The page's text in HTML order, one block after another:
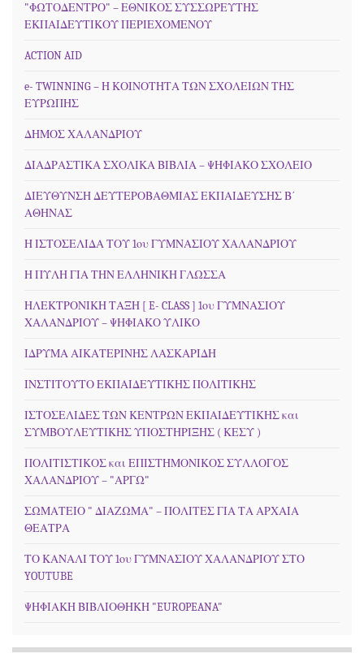
"ΦΩΤΟΔΕΝΤΡΟ" – ΕΘΝΙΚΟΣ ΣΥΣΣΩΡΕΥΤΗΣ
ΕΚΠΑΙΔΕΥΤΙΚΟΥ ΠΕΡΙΕΧΟΜΕΝΟΥ
ACTION AID
e- TWINNING – Η ΚΟΙΝΟΤΗΤΑ ΤΩΝ ΣΧΟΛΕΙΩΝ ΤΗΣ
ΕΥΡΩΠΗΣ
ΔΗΜΟΣ ΧΑΛΑΝΔΡΙΟΥ
ΔΙΑΔΡΑΣΤΙΚΑ ΣΧΟΛΙΚΑ ΒΙΒΛΙΑ – ΨΗΦΙΑΚΟ ΣΧΟΛΕΙΟ
ΔΙΕΥΘΥΝΣΗ ΔΕΥΤΕΡΟΒΑΘΜΙΑΣ ΕΚΠΑΙΔΕΥΣΗΣ Β΄
ΑΘΗΝΑΣ
Η ΙΣΤΟΣΕΛΙΔΑ ΤΟΥ 1ου ΓΥΜΝΑΣΙΟΥ ΧΑΛΑΝΔΡΙΟΥ
Η ΠΥΛΗ ΓΙΑ ΤΗΝ ΕΛΛΗΝΙΚΗ ΓΛΩΣΣΑ
ΗΛΕΚΤΡΟΝΙΚΗ ΤΑΞΗ [ E- CLASS ] 1ου ΓΥΜΝΑΣΙΟΥ
ΧΑΛΑΝΔΡΙΟΥ – ΨΗΦΙΑΚΟ ΥΛΙΚΟ
ΙΔΡΥΜΑ ΑΙΚΑΤΕΡΙΝΗΣ ΛΑΣΚΑΡΙΔΗ
ΙΝΣΤΙΤΟΥΤΟ ΕΚΠΑΙΔΕΥΤΙΚΗΣ ΠΟΛΙΤΙΚΗΣ
ΙΣΤΟΣΕΛΙΔΕΣ ΤΩΝ ΚΕΝΤΡΩΝ ΕΚΠΑΙΔΕΥΤΙΚΗΣ και
ΣΥΜΒΟΥΛΕΥΤΙΚΗΣ ΥΠΟΣΤΗΡΙΞΗΣ ( ΚΕΣΥ )
ΠΟΛΙΤΙΣΤΙΚΟΣ και ΕΠΙΣΤΗΜΟΝΙΚΟΣ ΣΥΛΛΟΓΟΣ
ΧΑΛΑΝΔΡΙΟΥ – "ΑΡΓΩ"
ΣΩΜΑΤΕΙΟ " ΔΙΑΖΩΜΑ" – ΠΟΛΙΤΕΣ ΓΙΑ ΤΑ ΑΡΧΑΙΑ
ΘΕΑΤΡΑ
ΤΟ ΚΑΝΑΛΙ ΤΟΥ 1ου ΓΥΜΝΑΣΙΟΥ ΧΑΛΑΝΔΡΙΟΥ ΣΤΟ
YOUTUBE
ΨΗΦΙΑΚΗ ΒΙΒΛΙΟΘΗΚΗ "EUROPEANA"